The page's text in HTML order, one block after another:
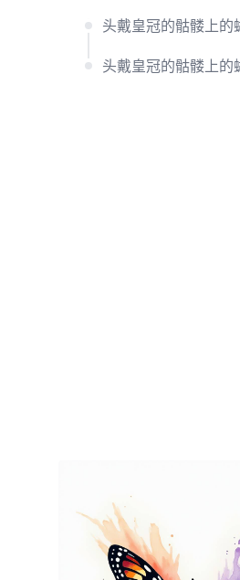
头戴皇冠的骷髅上的
头戴皇冠的骷髅上的